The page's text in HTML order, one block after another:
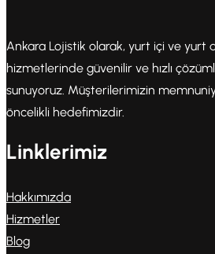
Ankara Lojistik olarak, yurt içi ve yurt
hizmetlerinde güvenilir ve hızlı
sunuyoruz. Müşterilerimizin
öncelikli hedefimizdir.
Linklerimiz
Hakkımızda
Hizmetler
Blog